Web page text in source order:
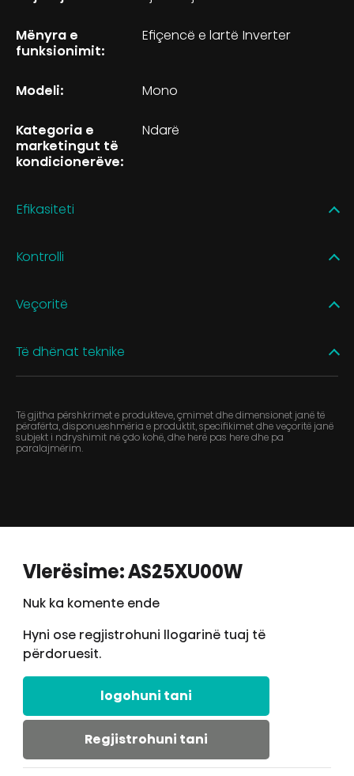
Mënyra e
funksionimit:
Efiçencë e lartë Inverter
Modeli: Mono
Kategoria e
marketingut të
kondicionerëve:
Ndarë
Efikasiteti
Kontrolli
Veçoritë
Të dhënat teknike
Të gjitha përshkrimet e produkteve, çmimet dhe dimensionet janë të
përafërta, disponueshmëria e produktit, specifikimet dhe veçoritë janë
subjekt i ndryshimit në çdo kohë, dhe herë pas here dhe pa
paralajmërim.
Vlerësime: AS25XU00W
Nuk ka komente ende
Hyni ose regjistrohuni llogarinë tuaj të
përdoruesit.
logohuni tani
Regjistrohuni tani